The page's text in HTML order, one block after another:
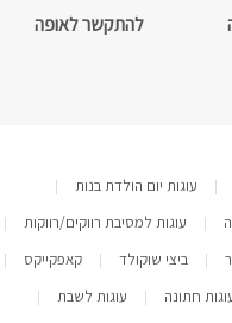
להתקשר לאופה
| עוגות יום הולדת בנות |
| עוגות למסיבת רווקים/רווקות |
| ביצי שוקולד | קאפקייקס |
חתונה | עוגות לשבת |